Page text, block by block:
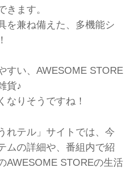
きます。
を兼ね備えた、多機能シ
すい、AWESOME STORE
貨♪
なりそうですね！
れテル」サイトでは、今
ムの詳細や、番組内で紹
AWESOME STOREの生活